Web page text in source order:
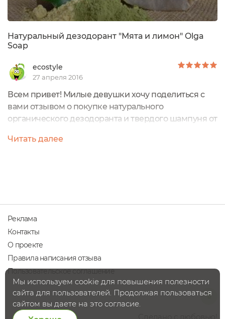
Натуральный дезодорант "Мята и лимон" Olga
Soap
ecostyle
27 апреля 2016
Всем привет! Милые девушки хочу поделиться с
вами отзывом о покупке натурального
органического дезодоранта и твердого шампуня от
приобрела в своем городе, в моем любимом
органической...
Читать далее
Реклама
Контакты
О проекте
Правила написания отзыва
Пользовательское соглашение
Мы используем cookie для повышения полезности
сайта для пользователей. Продолжая пользоваться
сайтом вы даете на это согласие.